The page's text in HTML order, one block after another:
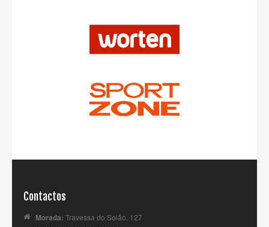
Contactos
Morada: Travessa do Solão, 127